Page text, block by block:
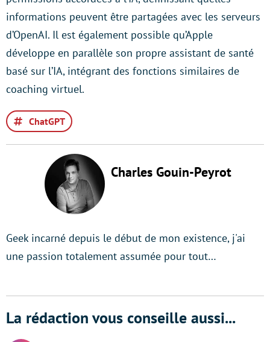
informations peuvent être partagées avec les serveurs
d’OpenAI. Il est également possible qu’Apple
développe en parallèle son propre assistant de santé
basé sur l’IA, intégrant des fonctions similaires de
coaching virtuel.
ChatGPT
Charles Gouin-Peyrot
Geek incarné depuis le début de mon existence, j'ai
une passion totalement assumée pour tout…
La rédaction vous conseille aussi...